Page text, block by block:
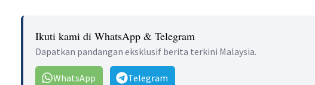
Ikuti kami di WhatsApp & Telegram
Dapatkan pandangan eksklusif berita terkini Malaysia.
WhatsApp Telegram